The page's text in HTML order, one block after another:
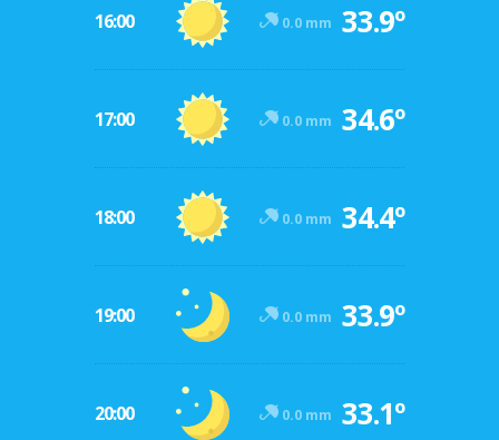
16:00 0.0 mm 33.9º
17:00 0.0 mm 34.6º
18:00 0.0 mm 34.4º
19:00 0.0 mm 33.9º
20:00 0.0 mm 33.1º